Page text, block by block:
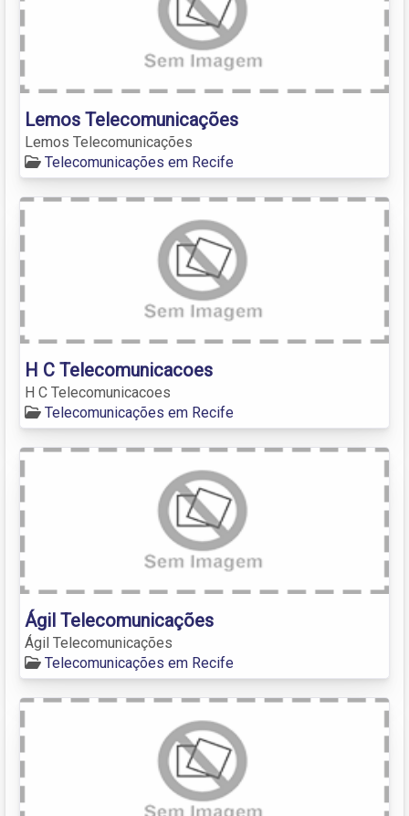
Lemos Telecomunicações
Lemos Telecomunicações
Telecomunicações em Recife
H C Telecomunicacoes
H C Telecomunicacoes
Telecomunicações em Recife
Ágil Telecomunicações
Ágil Telecomunicações
Telecomunicações em Recife